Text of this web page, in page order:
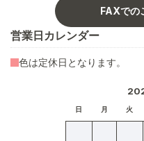
FAXでの
営業日カレンダー
日 月 火
色は定休日となります。